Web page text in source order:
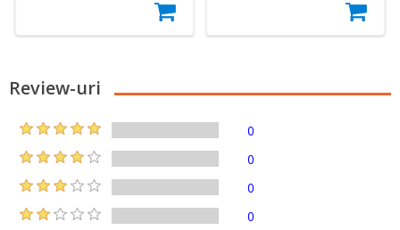
Review-uri
0
0
0
0